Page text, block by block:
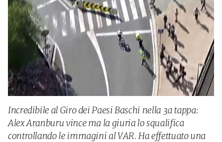
Incredibile al Giro dei Paesi Baschi nella 3a tappa:
Alex Aranburu vince ma la giuria lo squalifica
controllando le immagini al VAR. Ha effettuato una